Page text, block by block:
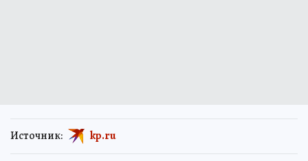
Источник: kp.ru